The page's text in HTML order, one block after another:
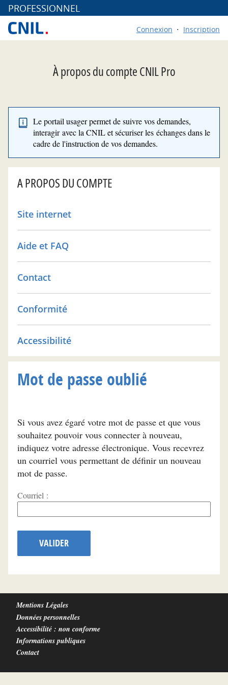
PROFESSIONNEL
Connexion Inscription
À propos du compte CNIL Pro
Le portail usager permet de suivre vos demandes,
interagir avec la CNIL et sécuriser les échanges dans le
cadre de l'instruction de vos demandes.
A PROPOS DU COMPTE
Site internet
Aide et FAQ
Contact
Conformité
Accessibilité
Mot de passe oublié
Si vous avez égaré votre mot de passe et que vous
souhaitez pouvoir vous connecter à nouveau,
indiquez votre adresse électronique. Vous recevrez
un courriel vous permettant de définir un nouveau
mot de passe.
Courriel :
*
VALIDER
Mentions Légales
Données personnelles
Accessibilité : non conforme
Informations publiques
Contact